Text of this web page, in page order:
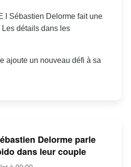
I Sébastien Delorme fait une
détails dans les
ajoute un nouveau défi à sa
Delorme parle
dans leur couple